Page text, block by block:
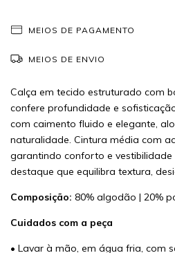
MEIOS DE PAGAMENTO
MEIOS DE ENVIO
Calça em tecido estruturado com
confere profundidade e
com caimento fluido e elegante,
naturalidade. Cintura média com
garantindo conforto e vestibilidade
destaque que equilibra textura,
Composição: 80% algodão | 20%
Cuidados com a peça
• Lavar à mão, em água fria, com